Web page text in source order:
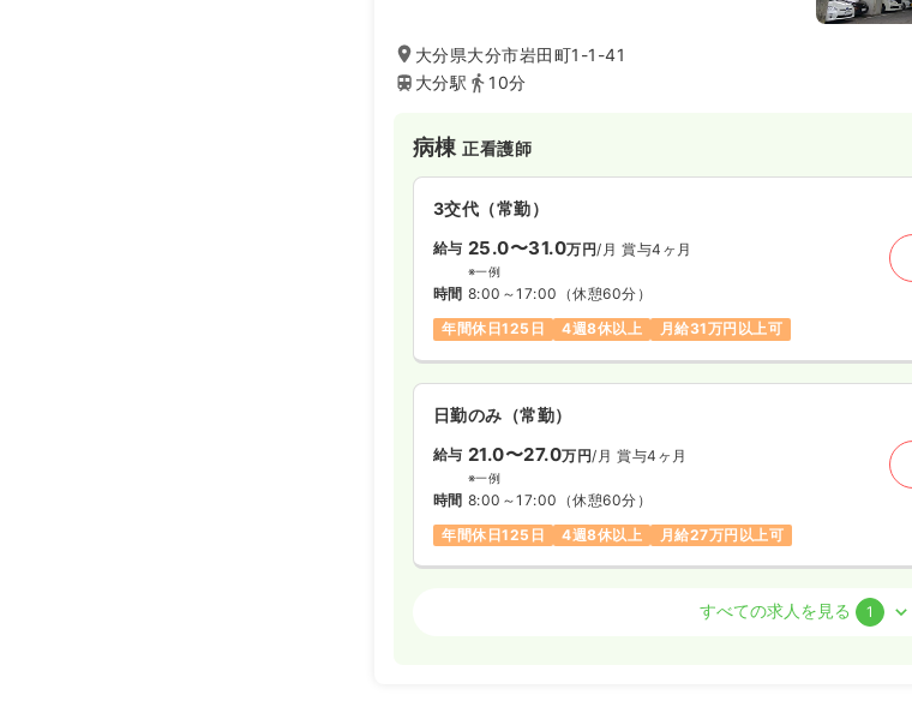
後は、外来でのリハビリを継続して行っています。
大分県大分市岩田町1-1-41
大分駅
10分
病棟正看護師
3交代（常勤）
給与 25.0〜31.0万円/月 賞与4ヶ月
※一例
時間 8:00～17:00 （休憩60分）
年間休日125日
4週8休以上 月給31万円以上可
日勤のみ（常勤）
給与 21.0〜27.0万円/月 賞与4ヶ月
※一例
時間 8:00～17:00 （休憩60分）
年間休日125日
4週8休以上 月給27万円以上可
すべての求人を見る 1